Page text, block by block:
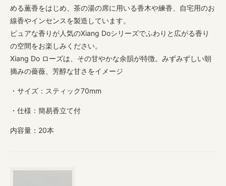
める薫香をはじめ、茶の湯の席に用いる香木や練香、自宅用のお
線香やインセンスを製造しています。
ピュアな香りが人気のXiang Doシリーズでふわりと広がる香り
の空間をお楽しみください。
Xiang Do ローズは、その甘やかな余韻が特徴。みずみずしい朝
摘みの薔薇、芳醇な甘さをイメージ
・サイズ：スティック70mm
・仕様：簡易香立て付
内容量：20本